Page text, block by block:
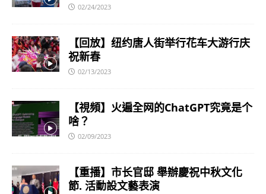
02/24/2023
【回放】纽约唐人街举行花车大游行庆
祝新春
02/13/2023
【視頻】火遍全网的ChatGPT究竟是个
啥？
02/09/2023
【重播】市长官邸 舉辦慶祝中秋文化
節. 活動設文藝表演